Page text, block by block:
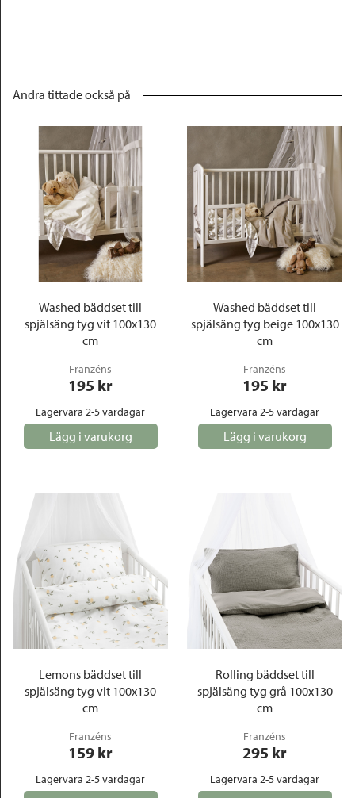
Andra tittade också på
Washed bäddset till
spjälsäng tyg vit 100x130
cm
Franzéns
195 kr
Lagervara 2-5 vardagar
Lägg i varukorg
Washed bäddset till
spjälsäng tyg beige 100x130
cm
Franzéns
195 kr
Lagervara 2-5 vardagar
Lägg i varukorg
Lemons bäddset till
spjälsäng tyg vit 100x130
cm
Franzéns
159 kr
Lagervara 2-5 vardagar
Rolling bäddset till
spjälsäng tyg grå 100x130
cm
Franzéns
295 kr
Lagervara 2-5 vardagar